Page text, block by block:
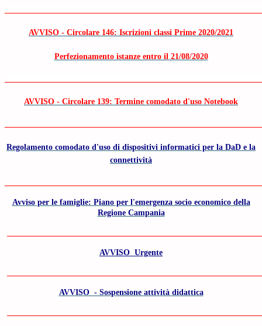
AVVISO - Circolare 146: Iscrizioni classi Prime 2020/2021
Perfezionamento istanze entro il 21/08/2020
AVVISO - Circolare 139: Termine comodato d'uso Notebook
Regolamento comodato d'uso di dispositivi informatici per la DaD e la
connettività
Avviso per le famiglie: Piano per l'emergenza socio economico della
Regione Campania
AVVISO Urgente
AVVISO - Sospensione attività didattica